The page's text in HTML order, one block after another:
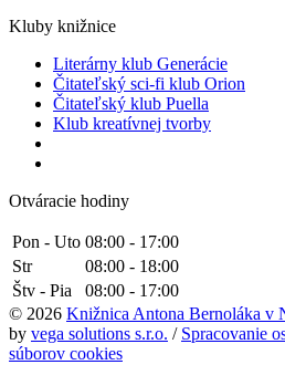
Kluby knižnice
Literárny klub Generácie
Čitateľský sci-fi klub Orion
Čitateľský klub Puella
Klub kreatívnej tvorby
Otváracie hodiny
Pon - Uto 08:00 - 17:00
Str
08:00 - 18:00
Štv - Pia
08:00 - 17:00
© 2026 Knižnica Antona Bernoláka v
by vega solutions s.r.o. / Spracovanie
súborov cookies